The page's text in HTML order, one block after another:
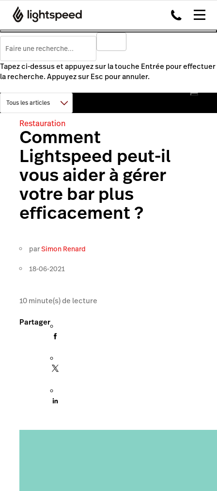
Tapez ci-dessus et appuyez sur la touche Entrée pour effectuer
la recherche. Appuyez sur Esc pour annuler.
Restauration
Comment
Lightspeed peut-il
vous aider à gérer
votre bar plus
efficacement ?
parSimon Renard
18-06-2021
10minute(s) de lecture
Partager